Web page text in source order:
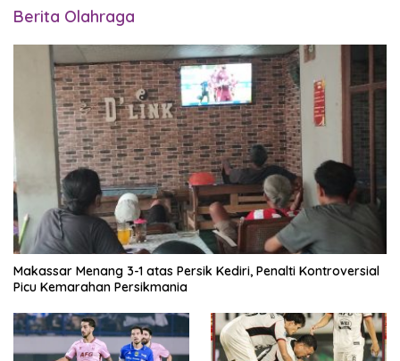
Berita Olahraga
Makassar Menang 3-1 atas Persik Kediri, Penalti Kontroversial
Picu Kemarahan Persikmania